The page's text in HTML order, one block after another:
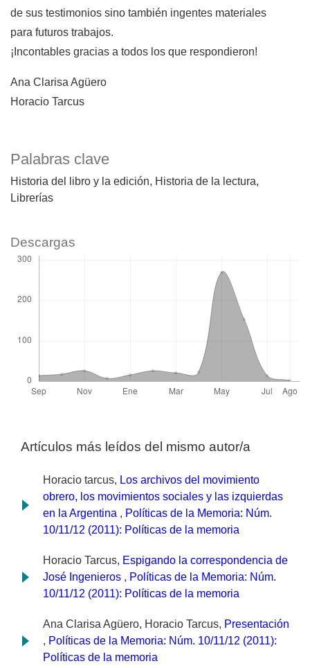
Palabras clave
Historia del libro y la edición
Historia de la lectura
Librerías
de sus testimonios sino también ingentes materiales
para futuros trabajos.
¡Incontables gracias a todos los que respondieron!
Ana Clarisa Agüero
Horacio Tarcus
Descargas
Artículos más leídos del mismo autor/a
Horacio tarcus, Los archivos del movimiento
obrero, los movimientos sociales y las izquierdas
en la Argentina , Políticas de la Memoria: Núm.
10/11/12 (2011): Políticas de la memoria
Horacio Tarcus, Espigando la correspondencia de
José Ingenieros , Políticas de la Memoria: Núm.
10/11/12 (2011): Políticas de la memoria
Ana Clarisa Agüero, Horacio Tarcus, Presentación
, Políticas de la Memoria: Núm. 10/11/12 (2011):
Políticas de la memoria